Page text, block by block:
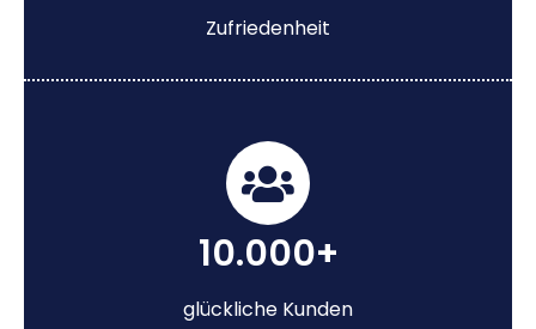
Zufriedenheit
10.000+
glückliche Kunden